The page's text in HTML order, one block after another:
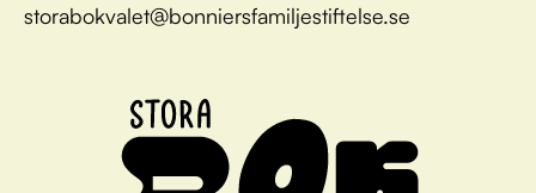
storabokvalet@bonniersfamiljestiftelse.se